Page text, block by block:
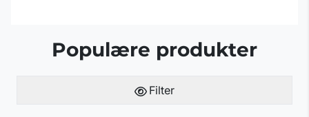
Populære produkter
Filter